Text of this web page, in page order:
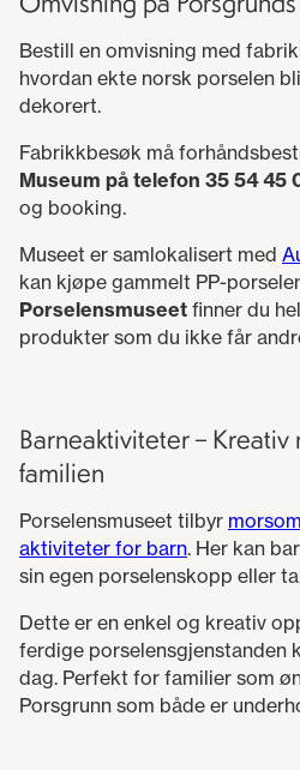
Bestill en omvisning med
hvordan ekte norsk porselen
dekorert.
Fabrikkbesøk må
Museum på telefon 35 54 45
og booking.
Museet er samlokalisert med
kan kjøpe gammelt PP-
Porselensmuseet finner du
produkter som du ikke får
Barneaktiviteter –
familien
Porselensmuseet tilbyr
aktiviteter for barn. Her kan
sin egen porselenskopp eller
Dette er en enkel og kreativ
ferdige porselensgjenstanden
dag. Perfekt for familier som
Porsgrunn som både er